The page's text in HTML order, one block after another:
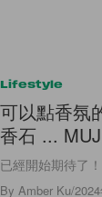
Lifestyle
可以點香氛
香石 ...
已經開始期待了！
By Amber Ku/